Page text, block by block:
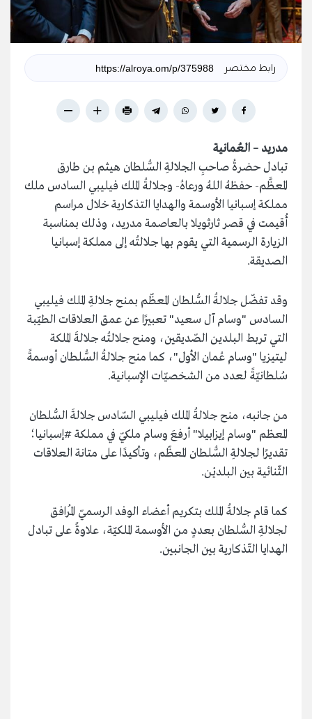
رابط مختصر
مدريد – العُمانية
تبادل حضرةُ صاحبِ الجلالةِ السُّلطان هيثم بن طارق
المعظَّم- حفظهُ اللهُ ورعاهُ- وجلالةُ الملك فيليبي السادس ملك
مملكة إسبانيا الأوسمة والهدايا التذكارية خلال مراسم
أُقيمت في قصر ثارثويلا بالعاصمة مدريد، وذلك بمناسبة
الزيارة الرسمية التي يقوم بها جلالتُه إلى مملكة إسبانيا
الصديقة.
وقد تفضّل جلالةُ السُّلطان المعظّم بمنح جلالةِ الملك فيليبي
السادس "وسام آل سعيد" تعبيرًا عن عمق العلاقات الطيّبة
التي تربط البلدين الصّديقين، ومنح جلالتُه جلالةَ الملكة
ليتيزيا "وسام عُمان الأول"، كما منح جلالةُ السُّلطان أوسمةً
سُلطانيّةً لعدد من الشخصيّات الإسبانية.
من جانبه، منح جلالةُ الملك فيليبي السّادس جلالةَ السُّلطان
المعظم "وسام إيزابيلا" أرفعَ وسام ملكيّ في مملكة #إسبانيا؛
تقديرًا لجلالةِ السُّلطان المعظّم، وتأكيدًا على متانة العلاقات
الثّنائية بين البلديْن.
كما قام جلالةُ الملك بتكريم أعضاء الوفد الرسميّ المُرافق
لجلالةِ السُّلطان بعددٍ من الأوسمة الملكيّة، علاوةً على تبادل
الهدايا التّذكارية بين الجانبين.